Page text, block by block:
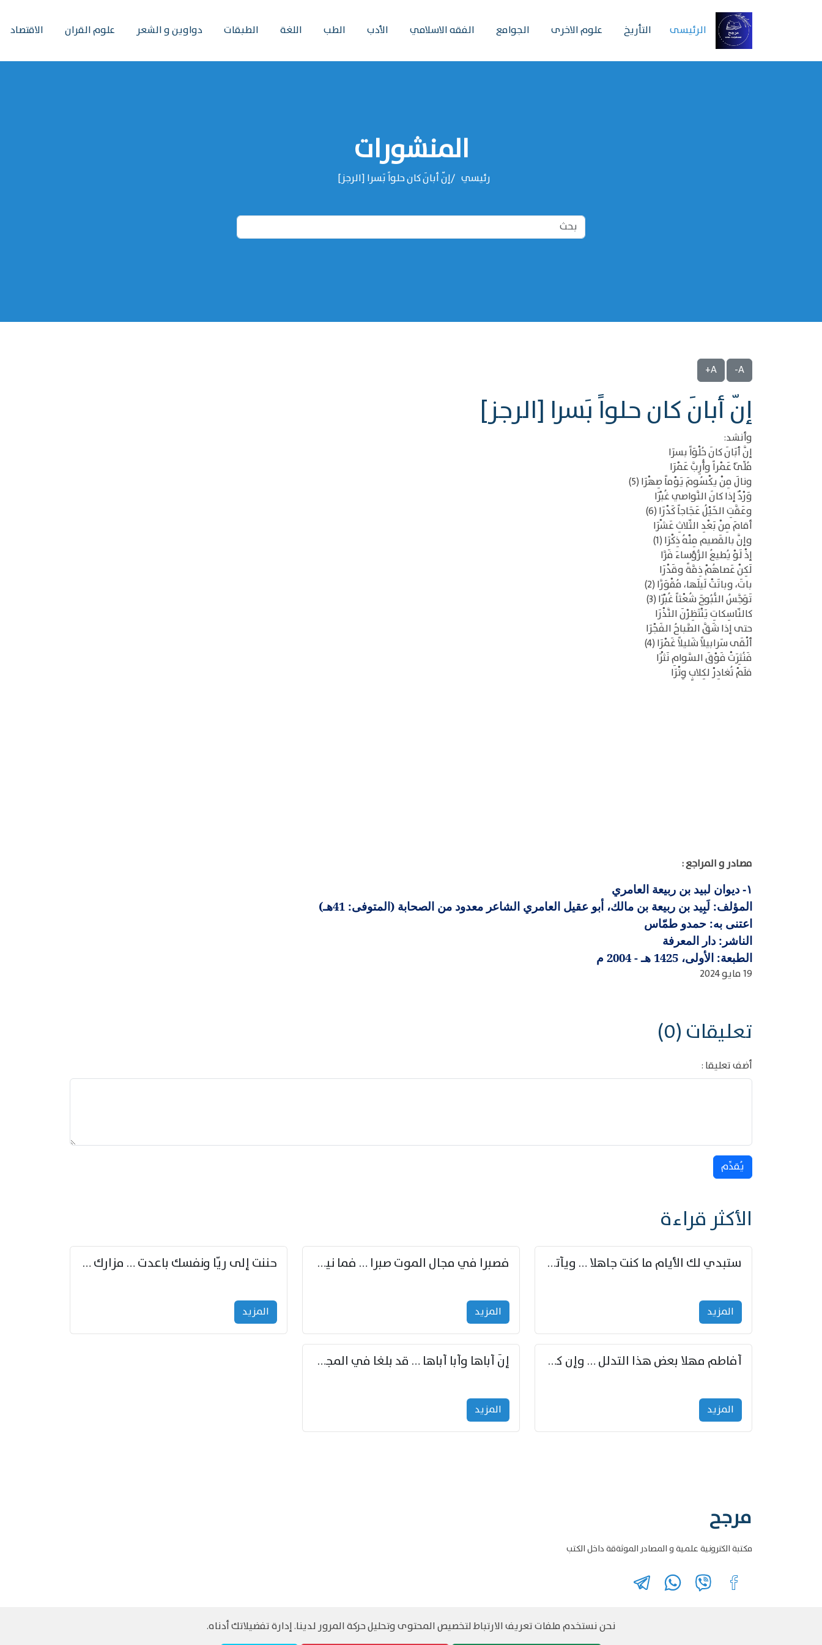
الرئیسی التأريخ علوم الاخرى الجوامع الفقه الاسلامي الأدب الطب اللغة الطبقات دواوين و الشعر علوم القران الاقتصاد
المنشورات
رئيسي إنّ أبانَ كان حلواً بَسرا [الرجز]
A-
A+
إنّ أبانَ كان حلواً بَسرا [الرجز]
وأنشد:
إنَّ أبَانَ كانَ حُلْوَاً بسرَا
مُلِّئَ عَمْراً وأُرِبَّ عَمْرَا
ونالَ مِنْ يكْسُومَ يَوْماً صِهْرَا (5)
وَرْدٌ إذا كانَ النَّواصي غُبْرَا
وعَقَّتِ الخَيْلُ عَجَاجاً كَدْرَا (6)
أقامَ مِنْ بَعْدِ الثّلاثِ عَشْرَا
وإنَّ بالقَصيم مِنْهُ ذِكْرَا (1)
إذْ لَوْ يُطيعُ الرُّؤساءَ فَرَّا
لَكِنْ عَصاهُمْ ذِمَّةً وقَدْرَا
باتَ، وباتَتْ لَيلَها، مُقْوَرَّا (2)
تَوَجَّسُ النُّبُوحَ شُعْثاً غُبْرَا (3)
كالنّاسِكاتِ يَنْتَظِرْنَ النَّذْرَا
حتى إذا شَقَّ الصَّباحُ الفَجْرَا
ألْقَى سَرابيلاً شَليلاً غَمْرَا (4)
فَنُثِرَتْ فَوْقَ السَّوامِ نَثْرَا
فلَمْ تُغادِرْ لكِلابٍ وِتْرَا
مصادر و المراجع :
١-
ديوان لبيد بن ربيعة العامري
المؤلف: لَبِيد بن ربيعة بن مالك، أبو عقيل العامري الشاعر معدود من الصحابة (المتوفى: 41هـ)
اعتنى به: حمدو طمّاس
الناشر: دار المعرفة
الطبعة: الأولى، 1425 هـ - 2004 م
19 مايو 2024
تعليقات (0)
أضف تعليقا :
يُقدِّم
الأكثر قراءة
ستبدي لك الأيام ما كنت جاهلا … ويأتيك بالأخبار من لم تزوّد
المزید
فصبرا في مجال الموت صبرا … فما نيل الخلود بمستطاع
المزید
حننت إلى ريّا ونفسك باعدت … مزارك من ريّا وشعباكما معا
المزید
أفاطم مهلا بعض هذا التدلل … وإن كنت قد أزمعت صرمي فأجملي
المزید
إنّ أباها وأبا أباها … قد بلغا في المجد غايتاها
المزید
مرجح
مكتبة الكترونية علمية و المصادر الموثةقة داخل الكتب
©حقوق الطبع والنشر مرجح جميع الحقوق محفوظةسياسة و الخصوصية
نحن نستخدم ملفات تعريف الارتباط لتخصيص المحتوى وتحليل حركة المرور لدينا. إدارة تفضيلاتك أدناه.